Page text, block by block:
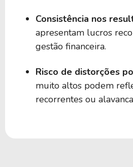
Consistência nos
apresentam lucros
gestão financeira.
Risco de distorções
muito altos podem
recorrentes ou